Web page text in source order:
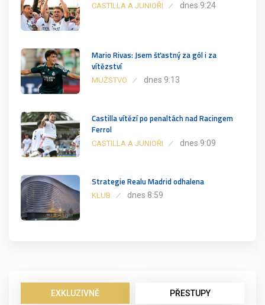
CASTILLA A JUNIOŘI dnes 9:24
Mario Rivas: Jsem šťastný za gól i za
vítězství
MUŽSTVO dnes 9:13
Castilla vítězí po penaltách nad Racingem
Ferrol
CASTILLA A JUNIOŘI dnes 9:09
Strategie Realu Madrid odhalena
KLUB dnes 8:59
EXKLUZIVNĚ PŘESTUPY